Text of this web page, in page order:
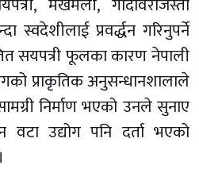
प्रवर्द्धन गरिनुपर्ने
सयपत्री फूलका कारण नेपाली
प्राकृतिक अनुसन्धानशालाले
निर्माण भएको उनले सुनाए
वटा उद्योग पनि दर्ता भएको